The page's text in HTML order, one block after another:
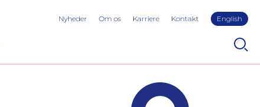
Nyheder Om os Karriere Kontakt English